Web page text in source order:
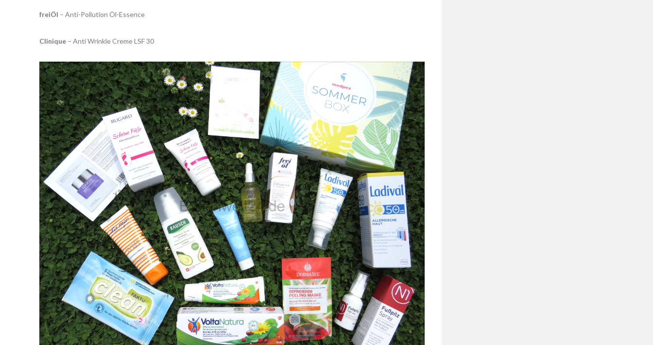
freiÖl – Anti-Pollution Öl-Essence
Clinique– Anti Wrinkle Creme LSF 30